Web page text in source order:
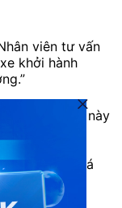
viên tư vấn
khởi hành
xe thấy xe này
đặt xe này
xác nhận
được giảm giá
nhé.”